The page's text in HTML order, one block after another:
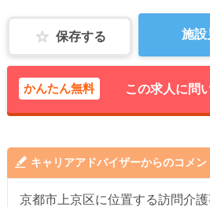
保存する 施設
かんたん無料 この求人に問
キャリアアドバイザーからのコメン
京都市上京区に位置する訪問介